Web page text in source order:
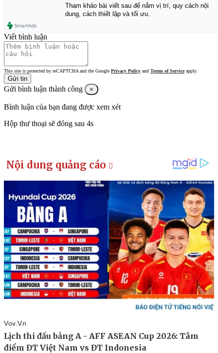
Tham khảo bài viết sau để nắm vị trí, quy cách nội
dung, cách thiết lập và tối ưu.
Viết bình luận
This site is protected by reCAPTCHA and the Google Privacy Policy and Terms of Serviceapply.
Gửi tin
Gửi bình luận thành công ×
Bình luận của bạn đang được xem xét
Hộp thư thoại sẽ đóng sau 4s